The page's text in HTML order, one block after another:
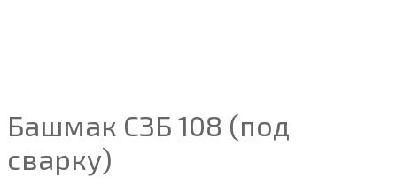
Башмак СЗБ 108 (под
сварку)